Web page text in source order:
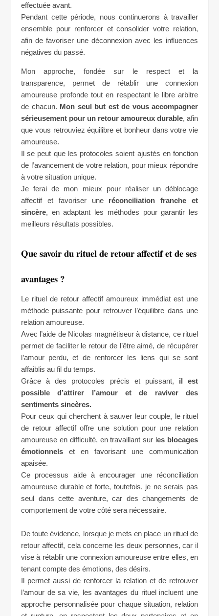
effectuée avant.
Pendant cette période, nous continuerons à travailler
ensemble pour renforcer et consolider votre relation,
afin de favoriser une déconnexion avec les influences
négatives du passé.
Mon approche, fondée sur le respect et la
transparence, permet de rétablir une connexion
amoureuse profonde tout en respectant le libre arbitre
de chacun. Mon seul but est de vous accompagner
sérieusement pour un retour amoureux durable, afin
que vous retrouviez équilibre et bonheur dans votre vie
amoureuse.
Il se peut que les protocoles soient ajustés en fonction
de l’avancement de votre relation, pour mieux répondre
à votre situation unique.
Je ferai de mon mieux pour réaliser un déblocage
affectif et favoriser une réconciliation franche et
sincère, en adaptant les méthodes pour garantir les
meilleurs résultats possibles.
Que savoir du rituel de retour affectif et de ses
avantages ?
Le rituel de retour affectif amoureux immédiat est une
méthode puissante pour retrouver l’équilibre dans une
relation amoureuse.
Avec l’aide de Nicolas magnétiseur à distance, ce rituel
permet de faciliter le retour de l’être aimé, de récupérer
l’amour perdu, et de renforcer les liens qui se sont
affaiblis au fil du temps.
Grâce à des protocoles précis et puissant, il est
possible d’attirer l’amour et de raviver des
sentiments sincères.
Pour ceux qui cherchent à sauver leur couple, le rituel
de retour affectif offre une solution pour une relation
amoureuse en difficulté, en travaillant sur les blocages
émotionnels et en favorisant une communication
apaisée.
Ce processus aide à encourager une réconciliation
amoureuse durable et forte, toutefois, je ne serais pas
seul dans cette aventure, car des changements de
comportement de votre côté sera nécessaire.
De toute évidence, lorsque je mets en place un rituel de
retour affectif, cela concerne les deux personnes, car il
vise à rétablir une connexion amoureuse entre elles, en
tenant compte des émotions, des désirs.
Il permet aussi de renforcer la relation et de retrouver
l’amour de sa vie, les avantages du rituel incluent une
approche personnalisée pour chaque situation, relation